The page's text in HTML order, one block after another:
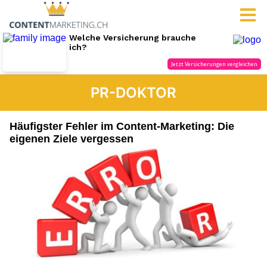
PR-DOKTOR
Häufigster Fehler im Content-Marketing: Die
eigenen Ziele vergessen